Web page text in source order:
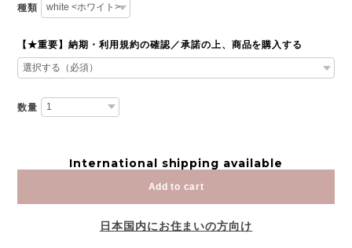
種類
【★重要】納期・利用規約の確認／承諾の上、商品を購入する
数量
International shipping available
Add to cart
日本国内にお住まいの方向け